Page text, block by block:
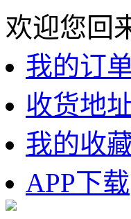
欢迎您回
我的订
收货地
我的收
APP下载